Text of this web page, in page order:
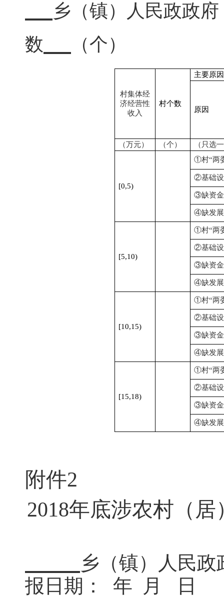
乡（镇）人民政
数
（个）
村集体经
济经营性
收入
村个数
主要原因
原因
（万元） （个） （只选
[0,5)
①村“两
②基础
③缺资金
④缺发
[5,10)
①村“两
②基础
③缺资金
④缺发
[10,15)
①村“两
②基础
③缺资金
④缺发
[15,18)
①村“两
②基础
③缺资金
④缺发
附件2
2018年底涉农村（居
乡（镇
报日期： 年 月 日